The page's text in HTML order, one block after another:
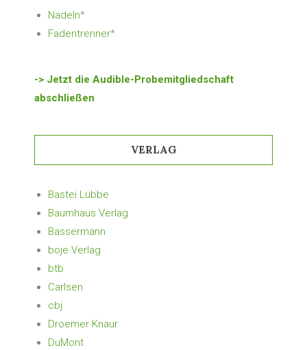
Nadeln*
Fadentrenner*
-> Jetzt die Audible-Probemitgliedschaft
abschließen
VERLAG
Bastei Lübbe
Baumhaus Verlag
Bassermann
boje Verlag
btb
Carlsen
cbj
Droemer Knaur
DuMont